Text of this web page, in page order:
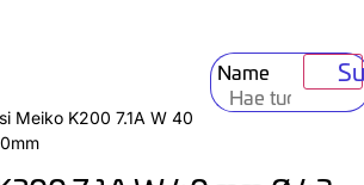
Name
Meiko K200 7.1A W 40